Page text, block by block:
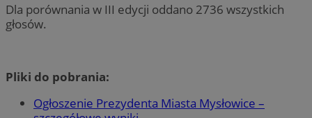
Dla porównania w III edycji oddano 2736 wszystkich
głosów.
Pliki do pobrania:
Ogłoszenie Prezydenta Miasta Mysłowice –